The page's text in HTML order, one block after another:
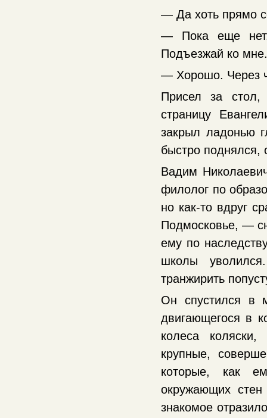
— Да хоть прямо
— Пока еще нет.
Подъезжай ко мне.
— Хорошо. Через
Присел за стол,
страницу
закрыл ладонью
быстро
Вадим
филолог по
но как-то вдруг
Подмосковье, —
ему по
школы
транжирить
Он спустился в
двигающегося в
колеса
крупные,
которые, как
окружающих
знакомое